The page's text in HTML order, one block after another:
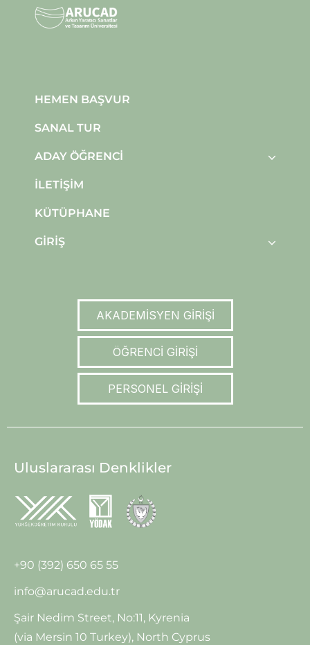
HEMEN BAŞVUR
SANAL TUR
ADAY ÖĞRENCI
İLETIŞIM
KÜTÜPHANE
GIRIŞ
AKADEMİSYEN GİRİŞİ
ÖĞRENCİ GİRİŞİ
PERSONEL GİRİŞİ
Uluslararası Denklikler
+90 (392) 650 65 55
info@arucad.edu.tr
Şair Nedim Street, No:11, Kyrenia
(via Mersin 10 Turkey), North Cyprus